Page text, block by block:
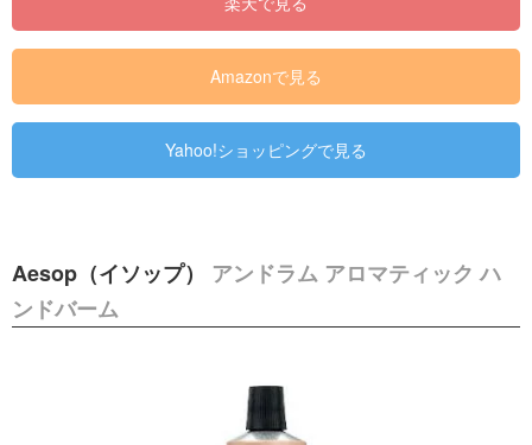
Amazonで見る
Yahoo!ショッピングで見る
Aesop（イソップ） アンドラム アロマティック ハ
ンドバーム